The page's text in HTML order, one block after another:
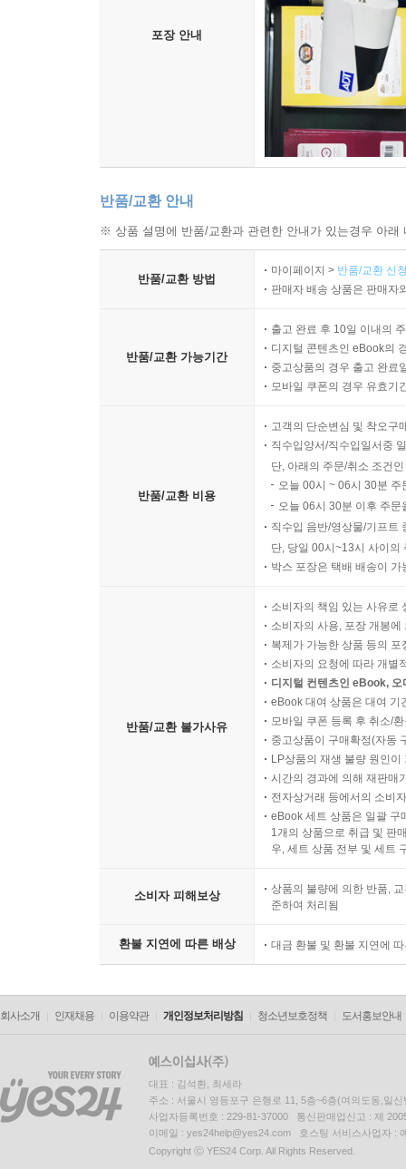
포장 안내
반품/교환 안내
※ 상품 설명에 반품/교환과 관련한 안내가 있는경우 아
반품/교환 방법
마이페이지 > 반품/교환 신
판매자 배송 상품은 판매자
반품/교환 가능기간
출고 완료 후 10일 이내의
디지털 콘텐츠인 eBook의
중고상품의 경우 출고 완료
모바일 쿠폰의 경우 유효기
반품/교환 비용
고객의 단순변심 및 착오구
직수입양서/직수입일서중
단, 아래의 주문/취소 조건
오늘 00시 ~ 06시 30분
오늘 06시 30분 이후 주
직수입 음반/영상물/기프트
단, 당일 00시~13시 사이의
박스 포장은 택배 배송이
반품/교환 불가사유
소비자의 책임 있는 사유로
소비자의 사용, 포장 개봉
복제가 가능한 상품 등의
소비자의 요청에 따라 개별
디지털 컨텐츠인 eBook,
eBook 대여 상품은 대여 기
모바일 쿠폰 등록 후 취소/
중고상품이 구매확정(자동
LP상품의 재생 불량 원인
시간의 경과에 의해 재판매
전자상거래 등에서의 소비
eBook 세트 상품은 일괄 구
1개의 상품으로 취급 및 판
우, 세트 상품 전부 및 세트
소비자 피해보상
상품의 불량에 의한 반품,
준하여 처리됨
환불 지연에 따른 배상 대금 환불 및 환불 지연에
회사소개 인재채용 이용약관 개인정보처리방침 청소년보호정책 도서홍보안내
대표 : 김석환, 최세라
주소 : 서울시 영등포구 은행로 11, 5층~6층(여의도동,일신
사업자등록번호 : 229-81-37000 통신판매업신고 : 제
이메일 : yes24help@yes24.com 호스팅 서비스사업자 :
Copyright ⓒ YES24 Corp. All Rights Reserved.